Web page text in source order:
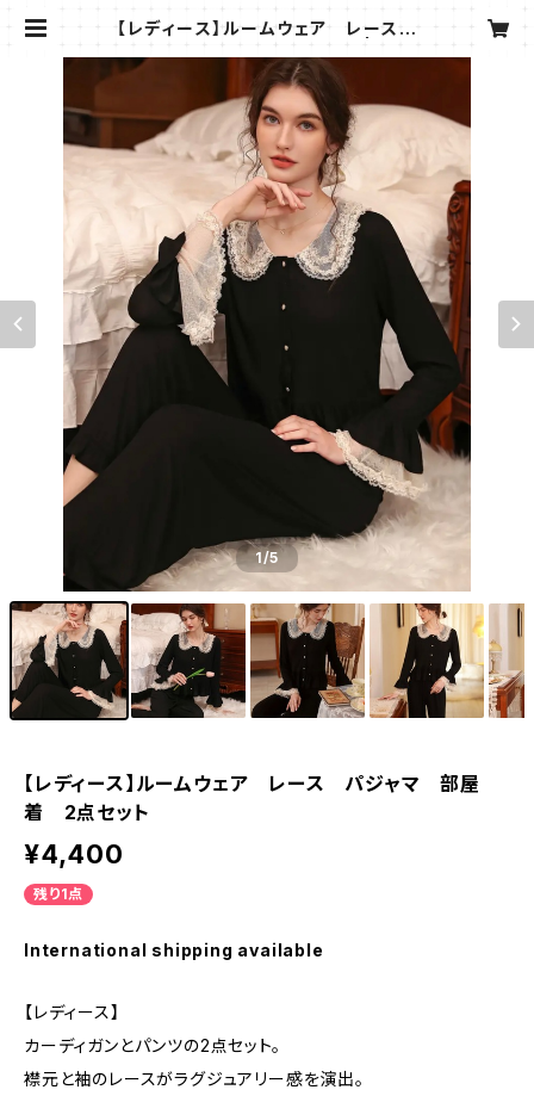
【レディース】ルームウェア レース
LL FLAN/シェルフラン
1/5
【レディース】ルームウェア レース パジャマ 部屋
着 2点セット
¥4,400
残り1点
International shipping available
【レディース】
カーディガンとパンツの2点セット。
襟元と袖のレースがラグジュアリー感を演出。